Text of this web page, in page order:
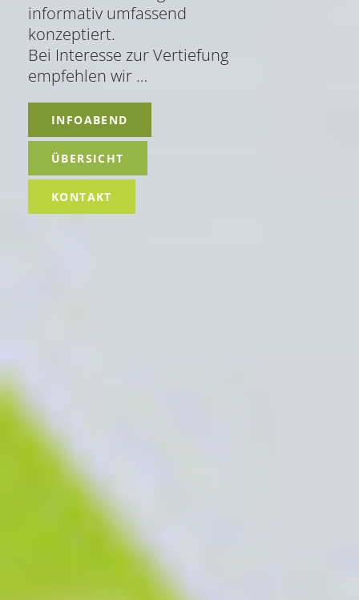
informativ umfassend
konzeptiert.
Bei Interesse zur Vertiefung
empfehlen wir …
INFOABEND
ÜBERSICHT
KONTAKT